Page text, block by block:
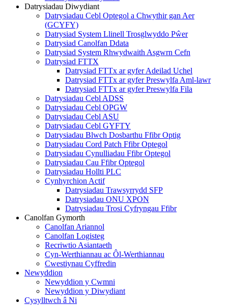
Datrysiadau Diwydiant
Datrysiadau Cebl Optegol a Chwythir gan Aer
(GCYFY)
Datrysiad System Llinell Trosglwyddo Pŵer
Datrysiad Canolfan Ddata
Datrysiad System Rhwydwaith Asgwrn Cefn
Datrysiad FTTX
Datrysiad FTTx ar gyfer Adeilad Uchel
Datrysiad FTTx ar gyfer Preswylfa Aml-lawr
Datrysiad FTTx ar gyfer Preswylfa Fila
Datrysiadau Cebl ADSS
Datrysiadau Cebl OPGW
Datrysiadau Cebl ASU
Datrysiadau Cebl GYFTY
Datrysiadau Blwch Dosbarthu Ffibr Optig
Datrysiadau Cord Patch Ffibr Optegol
Datrysiadau Cynulliadau Ffibr Optegol
Datrysiadau Cau Ffibr Optegol
Datrysiadau Hollti PLC
Cynhyrchion Actif
Datrysiadau Trawsyrrydd SFP
Datrysiadau ONU XPON
Datrysiadau Trosi Cyfryngau Ffibr
Canolfan Gymorth
Canolfan Ariannol
Canolfan Logisteg
Recriwtio Asiantaeth
Cyn-Werthiannau ac Ôl-Werthiannau
Cwestiynau Cyffredin
Newyddion
Newyddion y Cwmni
Newyddion y Diwydiant
Cysylltwch â Ni